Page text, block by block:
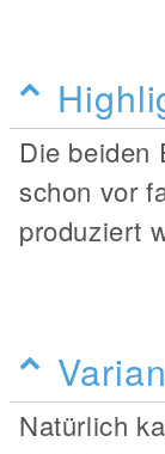
Die beiden
schon vor
produziert
Natürlich